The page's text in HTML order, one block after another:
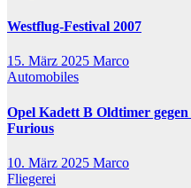
Westflug-Festival 2007
15. März 2025 Marco
Automobiles
Opel Kadett B Oldtimer
Furious
10. März 2025 Marco
Fliegerei